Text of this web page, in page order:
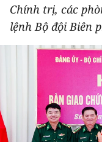
THỂ THAO
GIÁO DỤC
KHOA HỌC - CÔNG
MÔI TRƯỜNG
Chính trị, các
lệnh Bộ đội Biên